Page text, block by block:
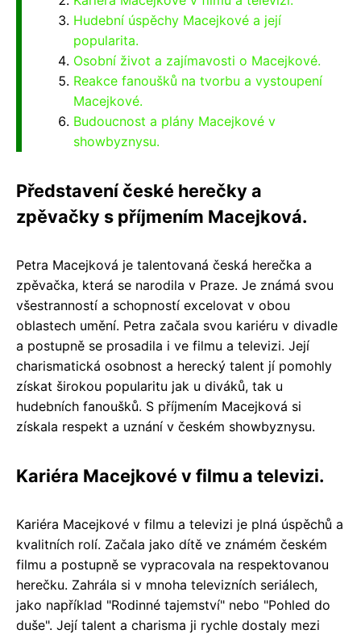
Hudební úspěchy Macejkové a její
popularita.
Osobní život a zajímavosti o Macejkové.
Reakce fanoušků na tvorbu a vystoupení
Macejkové.
Budoucnost a plány Macejkové v
showbyznysu.
Představení české herečky a
zpěvačky s příjmením Macejková.
Petra Macejková je talentovaná česká herečka a
zpěvačka, která se narodila v Praze. Je známá svou
všestranností a schopností excelovat v obou
oblastech umění. Petra začala svou kariéru v divadle
a postupně se prosadila i ve filmu a televizi. Její
charismatická osobnost a herecký talent jí pomohly
získat širokou popularitu jak u diváků, tak u
hudebních fanoušků. S příjmením Macejková si
získala respekt a uznání v českém showbyznysu.
Kariéra Macejkové v filmu a televizi.
Kariéra Macejkové v filmu a televizi je plná úspěchů a
kvalitních rolí. Začala jako dítě ve známém českém
filmu a postupně se vypracovala na respektovanou
herečku. Zahrála si v mnoha televizních seriálech,
jako například "Rodinné tajemství" nebo "Pohled do
duše". Její talent a charisma ji rychle dostaly mezi